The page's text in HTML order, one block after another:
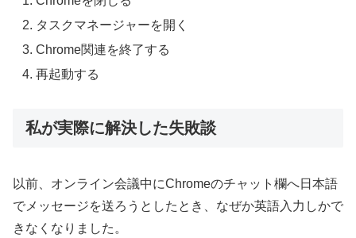
タスクマネージャーを開く
Chrome関連を終了する
再起動する
私が実際に解決した失敗談
以前、オンライン会議中にChromeのチャット欄へ日本語
でメッセージを送ろうとしたとき、なぜか英語入力しかで
きなくなりました。